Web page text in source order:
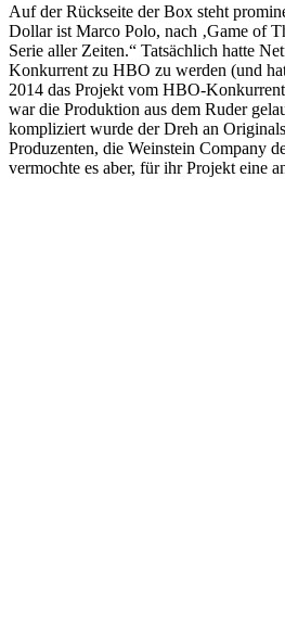
Auf der Rückseite der Box steht
Dollar ist Marco Polo, nach ‚Game of
Serie aller Zeiten.“ Tatsächlich hatte
Konkurrent zu HBO zu werden (und
2014 das Projekt vom HBO-
war die Produktion aus dem Ruder
kompliziert wurde der Dreh an
Produzenten, die Weinstein Company
vermochte es aber, für ihr Projekt eine